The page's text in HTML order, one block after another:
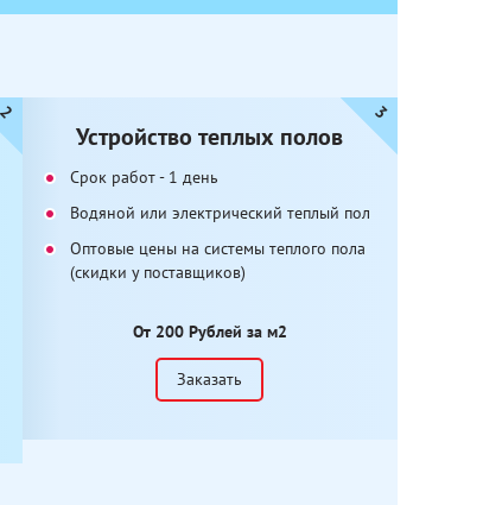
Устройство теплых полов
Срок работ - 1 день
Водяной или электрический теплый пол
Оптовые цены на системы теплого пола
(скидки у поставщиков)
От 200 Рублей за м2
Заказать